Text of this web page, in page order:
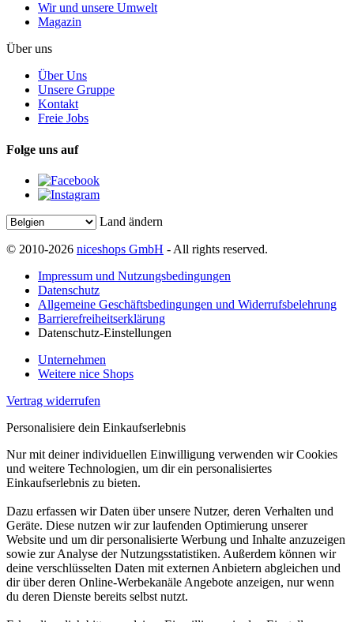
Wir und unsere Umwelt
Magazin
Über uns
Über Uns
Unsere Gruppe
Kontakt
Freie Jobs
Folge uns auf
Land ändern
© 2010-2026 niceshops GmbH - All rights reserved.
Impressum und Nutzungsbedingungen
Datenschutz
Allgemeine Geschäftsbedingungen und Widerrufsbelehrung
Barrierefreiheitserklärung
Datenschutz-Einstellungen
Unternehmen
Weitere nice Shops
Vertrag widerrufen
Personalisiere dein Einkaufserlebnis
Nur mit deiner individuellen Einwilligung verwenden wir Cookies
und weitere Technologien, um dir ein personalisiertes
Einkaufserlebnis zu bieten.
Dazu erfassen wir Daten über unsere Nutzer, deren Verhalten und
Geräte. Diese nutzen wir zur laufenden Optimierung unserer
Website und um dir personalisierte Werbung und Inhalte anzuzeigen
sowie zur Analyse der Nutzungsstatistiken. Außerdem können wir
deine verschlüsselten Daten mit externen Anbietern abgleichen und
dir über deren Online-Werbekanäle Angebote anzeigen, nur wenn
du deren Dienste bereits selbst nutzt.